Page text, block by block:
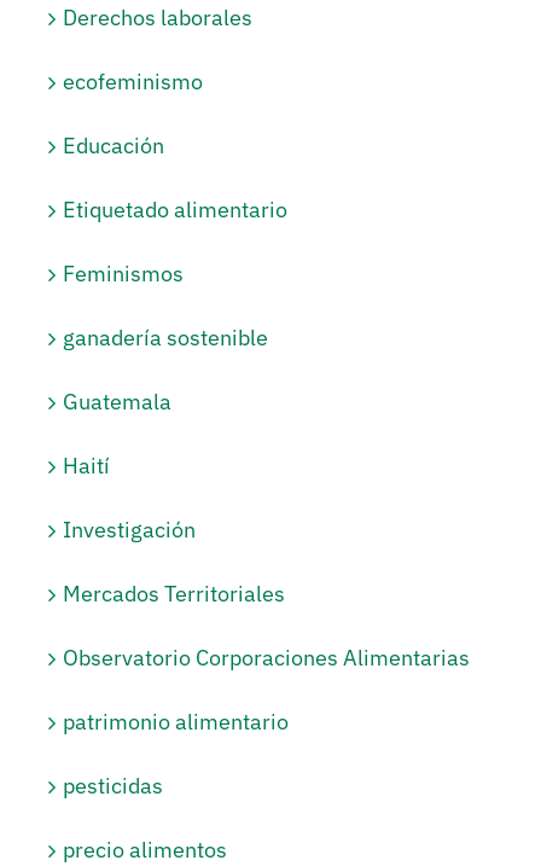
Derechos laborales
ecofeminismo
Educación
Etiquetado alimentario
Feminismos
ganadería sostenible
Guatemala
Haití
Investigación
Mercados Territoriales
Observatorio Corporaciones Alimentarias
patrimonio alimentario
pesticidas
precio alimentos